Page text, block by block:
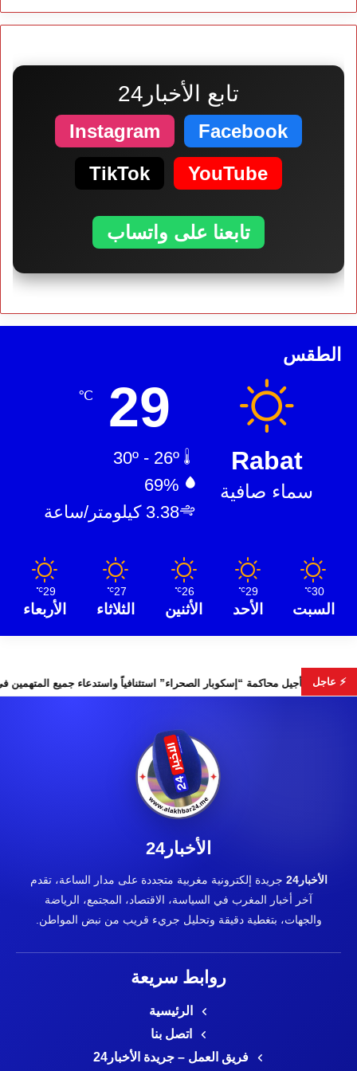
تابع الأخبار24
Facebook
Instagram
YouTube
TikTok
تابعنا على واتساب
الطقس
Rabat
سماء صافية
29
℃
69%
3.38 كيلومتر/ساعة
30
℃
السبت
29
℃
الأحد
26
℃
الأثنين
27
℃
الثلاثاء
29
℃
الأربعاء
⚡ عاجل تأجيل محاكمة “إسكوبار الصحراء” استئنافياً واستدعاء
الأخبار24
الأخبار24
جريدة إلكترونية مغربية متجددة على مدار الساعة، تقدم
آخر أخبار المغرب في السياسة، الاقتصاد، المجتمع، الرياضة
والجهات، بتغطية دقيقة وتحليل جريء قريب من نبض المواطن.
روابط سريعة
الرئيسية
اتصل بنا
فريق العمل – جريدة الأخبار24